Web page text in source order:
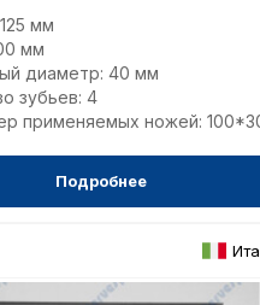
мм
мм
диаметр: 40 мм
зубьев: 4
применяемых ножей:
Подробнее